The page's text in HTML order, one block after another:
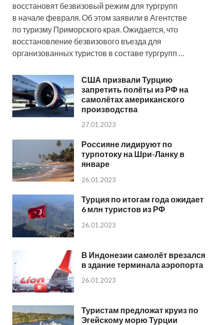
восстановят безвизовый режим для тургрупп
в начале февраля. Об этом заявили в Агентстве
по туризму Приморского края. Ожидается, что
восстановление безвизового въезда для
организованных туристов в составе тургрупп …
США призвали Турцию
запретить полёты из РФ на
самолётах американского
производства
27.01.2023
Россияне лидируют по
турпотоку на Шри-Ланку в
январе
26.01.2023
Турция по итогам года ожидает
6 млн туристов из РФ
26.01.2023
В Индонезии самолёт врезался
в здание терминала аэропорта
26.01.2023
Туристам предложат круиз по
Эгейскому морю Турции